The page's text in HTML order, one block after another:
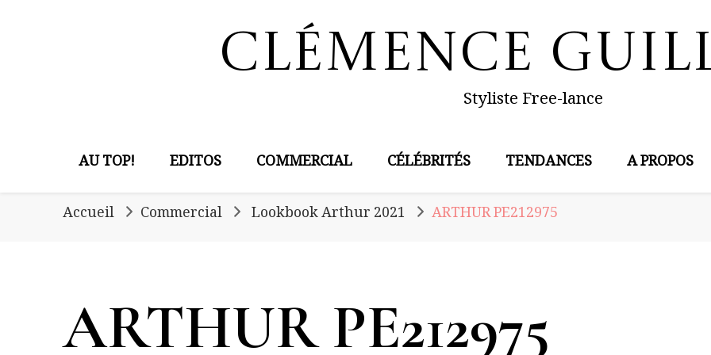
Clémence
Styliste Free-lance
AU TOP! EDITOS COMMERCIAL CÉLÉBRITÉS TENDANCES A PROPOS
Accueil Commercial Lookbook Arthur 2021 ARTHUR PE212975
ARTHUR PE212975